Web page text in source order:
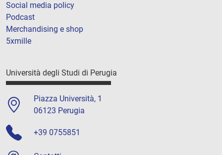
Social media policy
Podcast
Merchandising e shop
5xmille
Università degli Studi di Perugia
Piazza Università, 1
06123 Perugia
+39 0755851